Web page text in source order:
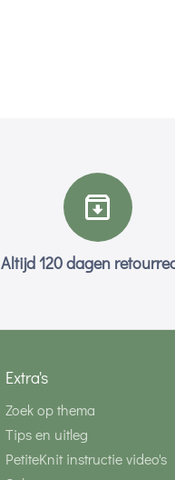
Altijd 120 dagen
Extra's
Zoek op thema
Tips en uitleg
PetiteKnit instructie video's